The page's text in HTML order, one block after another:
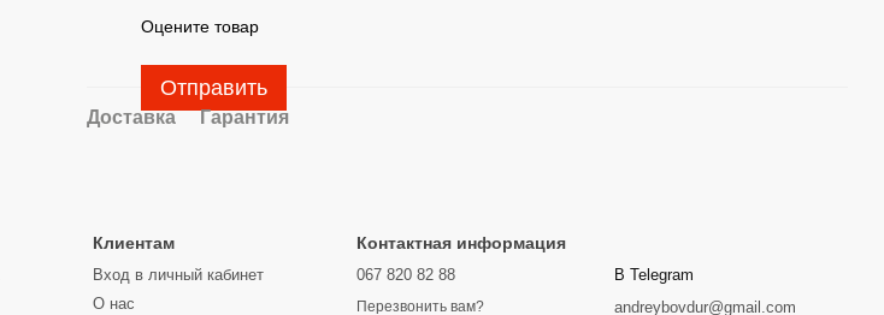
Оцените товар
Отправить
Доставка Гарантия
Клиентам
Вход в личный кабинет
О нас
Контактная информация
067 820 82 88
Перезвонить вам?
В Telegram
andreybovdur@gmail.com